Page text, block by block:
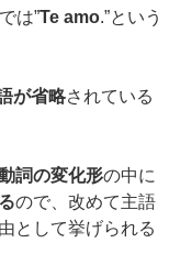
は”Te amo.”という
が省略されている
詞の変化形の中に
ので、改めて主語
として挙げられる